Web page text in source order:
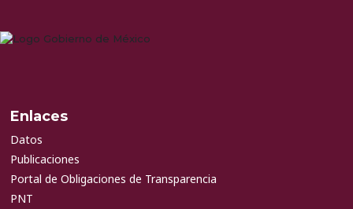
Enlaces
Datos
Publicaciones
Portal de Obligaciones de Transparencia
PNT